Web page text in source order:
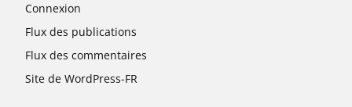
Connexion
Flux des publications
Flux des commentaires
Site de WordPress-FR